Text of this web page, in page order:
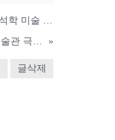
»
글삭제